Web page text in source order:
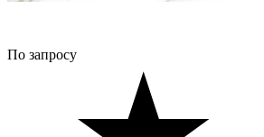
По запросу